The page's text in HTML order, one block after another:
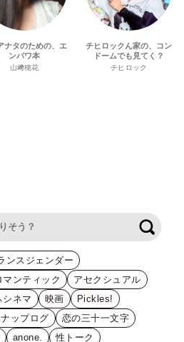
ナタのための、エ
ンパワ本
山﨑穂花
チヒロックん家の、コン
ドームでも見てく？
チヒロック
ンスジェンダー
マンティック
アセクシュアル
シネマ 映画
Pickles!
ナップログ
恋の三十一文字
anone.
性トーク